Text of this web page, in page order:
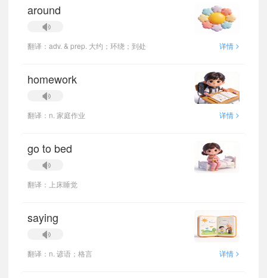
around
翻译：adv. & prep. 大约；环绕；到处 详情 >
homework
翻译：n. 家庭作业 详情 >
go to bed
翻译：上床睡觉
saying
翻译：n. 谚语；格言 详情 >